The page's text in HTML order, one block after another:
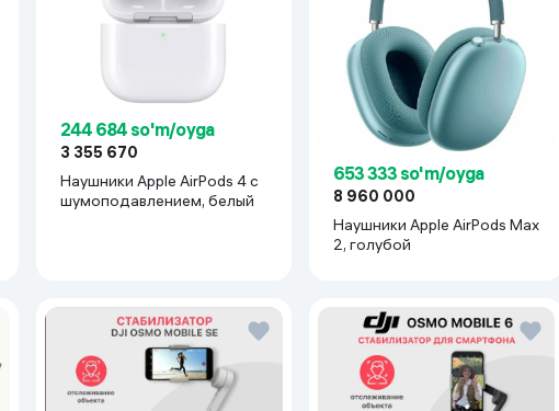
244 684 so'm/oyga
3 355 670
Наушники Apple AirPods 4 с
шумоподавлением, белый
653 333 so'm/oyga
8 960 000
Наушники Apple AirPods Max
2, голубой